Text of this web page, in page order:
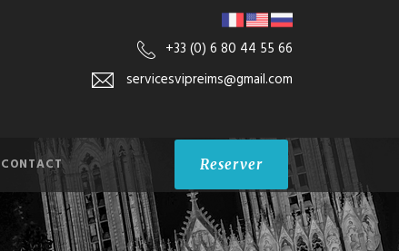
+33 (0) 6 80 44 55 66
servicesvipreims@gmail.com
CONTACT Reserver